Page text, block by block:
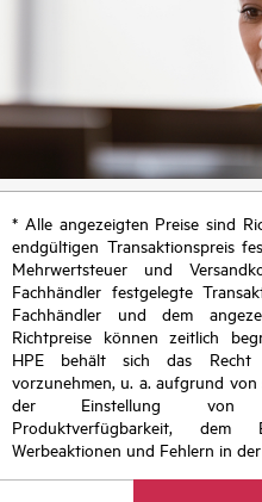
* Alle angezeigten Preise sind
endgültigen Transaktionspreis
Mehrwertsteuer und
Fachhändler festgelegte
Fachhändler und dem
Richtpreise können zeitlich
HPE behält sich das Recht
vorzunehmen, u. a. aufgrund
der Einstellung von
Produktverfügbarkeit,
Werbeaktionen und Fehlern in